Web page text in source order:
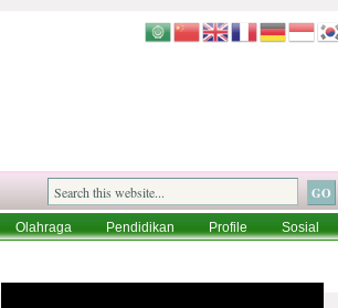
Olahraga Pendidikan Profile
Sosial